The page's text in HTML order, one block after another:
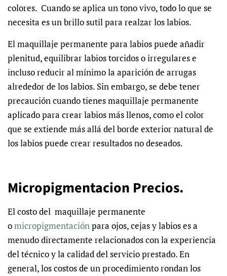
colores. Cuando se aplica un tono vivo, todo lo que se
necesita es un brillo sutil para realzar los labios.
El maquillaje permanente para labios puede añadir
plenitud, equilibrar labios torcidos o irregulares e
incluso reducir al mínimo la aparición de arrugas
alrededor de los labios. Sin embargo, se debe tener
precaución cuando tienes maquillaje permanente
aplicado para crear labios más llenos, como el color
que se extiende más allá del borde exterior natural de
los labios puede crear resultados no deseados.
Micropigmentacion Precios.
El costo del maquillaje permanente
omicropigmentaciónpara ojos, cejas y labios es a
menudo directamente relacionados con la experiencia
del técnico y la calidad del servicio prestado. En
general, los costos de un procedimiento rondan los